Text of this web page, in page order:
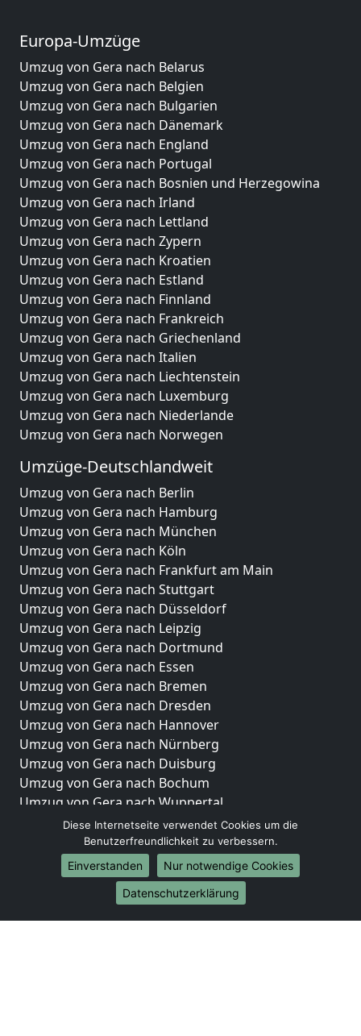
Europa-Umzüge
Umzug von Gera nach Belarus
Umzug von Gera nach Belgien
Umzug von Gera nach Bulgarien
Umzug von Gera nach Dänemark
Umzug von Gera nach England
Umzug von Gera nach Portugal
Umzug von Gera nach Bosnien und Herzegowina
Umzug von Gera nach Irland
Umzug von Gera nach Lettland
Umzug von Gera nach Zypern
Umzug von Gera nach Kroatien
Umzug von Gera nach Estland
Umzug von Gera nach Finnland
Umzug von Gera nach Frankreich
Umzug von Gera nach Griechenland
Umzug von Gera nach Italien
Umzug von Gera nach Liechtenstein
Umzug von Gera nach Luxemburg
Umzug von Gera nach Niederlande
Umzug von Gera nach Norwegen
Umzüge-Deutschlandweit
Umzug von Gera nach Berlin
Umzug von Gera nach Hamburg
Umzug von Gera nach München
Umzug von Gera nach Köln
Umzug von Gera nach Frankfurt am Main
Umzug von Gera nach Stuttgart
Umzug von Gera nach Düsseldorf
Umzug von Gera nach Leipzig
Umzug von Gera nach Dortmund
Umzug von Gera nach Essen
Umzug von Gera nach Bremen
Umzug von Gera nach Dresden
Umzug von Gera nach Hannover
Umzug von Gera nach Nürnberg
Umzug von Gera nach Duisburg
Umzug von Gera nach Bochum
Umzug von Gera nach Wuppertal
Umzug von Gera nach Bielefeld
Umzug von Gera nach Bonn
Umzug von Gera nach Münster
Internationale-Umzüge
Umzug von Gera nach Brasilien
Diese Internetseite verwendet Cookies um die
Benutzerfreundlichkeit zu verbessern.
Einverstanden
Nur notwendige Cookies
Datenschutzerklärung